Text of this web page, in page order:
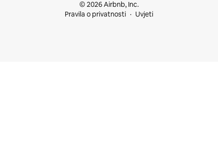
© 2026 Airbnb, Inc.
Pravila o privatnosti
Uvjeti